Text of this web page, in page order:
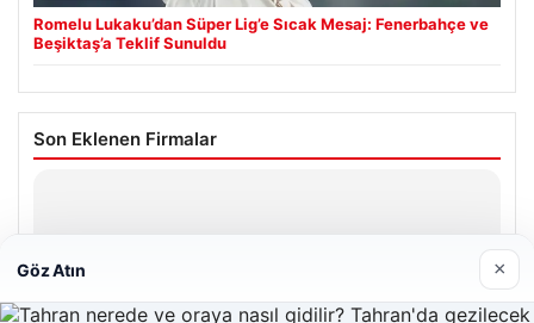
Romelu Lukaku’dan Süper Lig’e Sıcak Mesaj: Fenerbahçe ve
Beşiktaş’a Teklif Sunuldu
Son Eklenen Firmalar
Göz Atın ×